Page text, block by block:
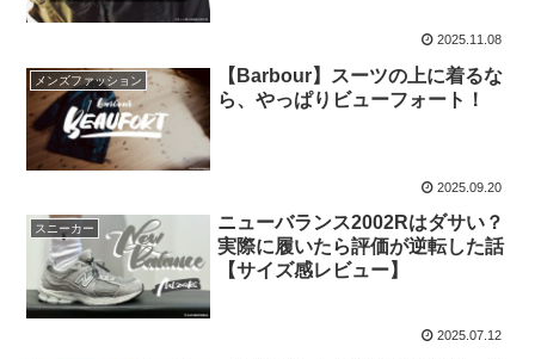
2025.11.08
メンズファッション
【Barbour】スーツの上に着るな
ら、やっぱりビューフォート！
2025.09.20
スニーカー
ニューバランス2002Rはダサい？
実際に履いたら評価が逆転した話
【サイズ感レビュー】
2025.07.12